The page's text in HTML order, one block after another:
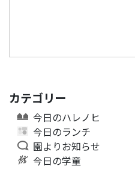
カテゴリー
今日のハレノヒ
今日のランチ
園よりお知らせ
今日の学童